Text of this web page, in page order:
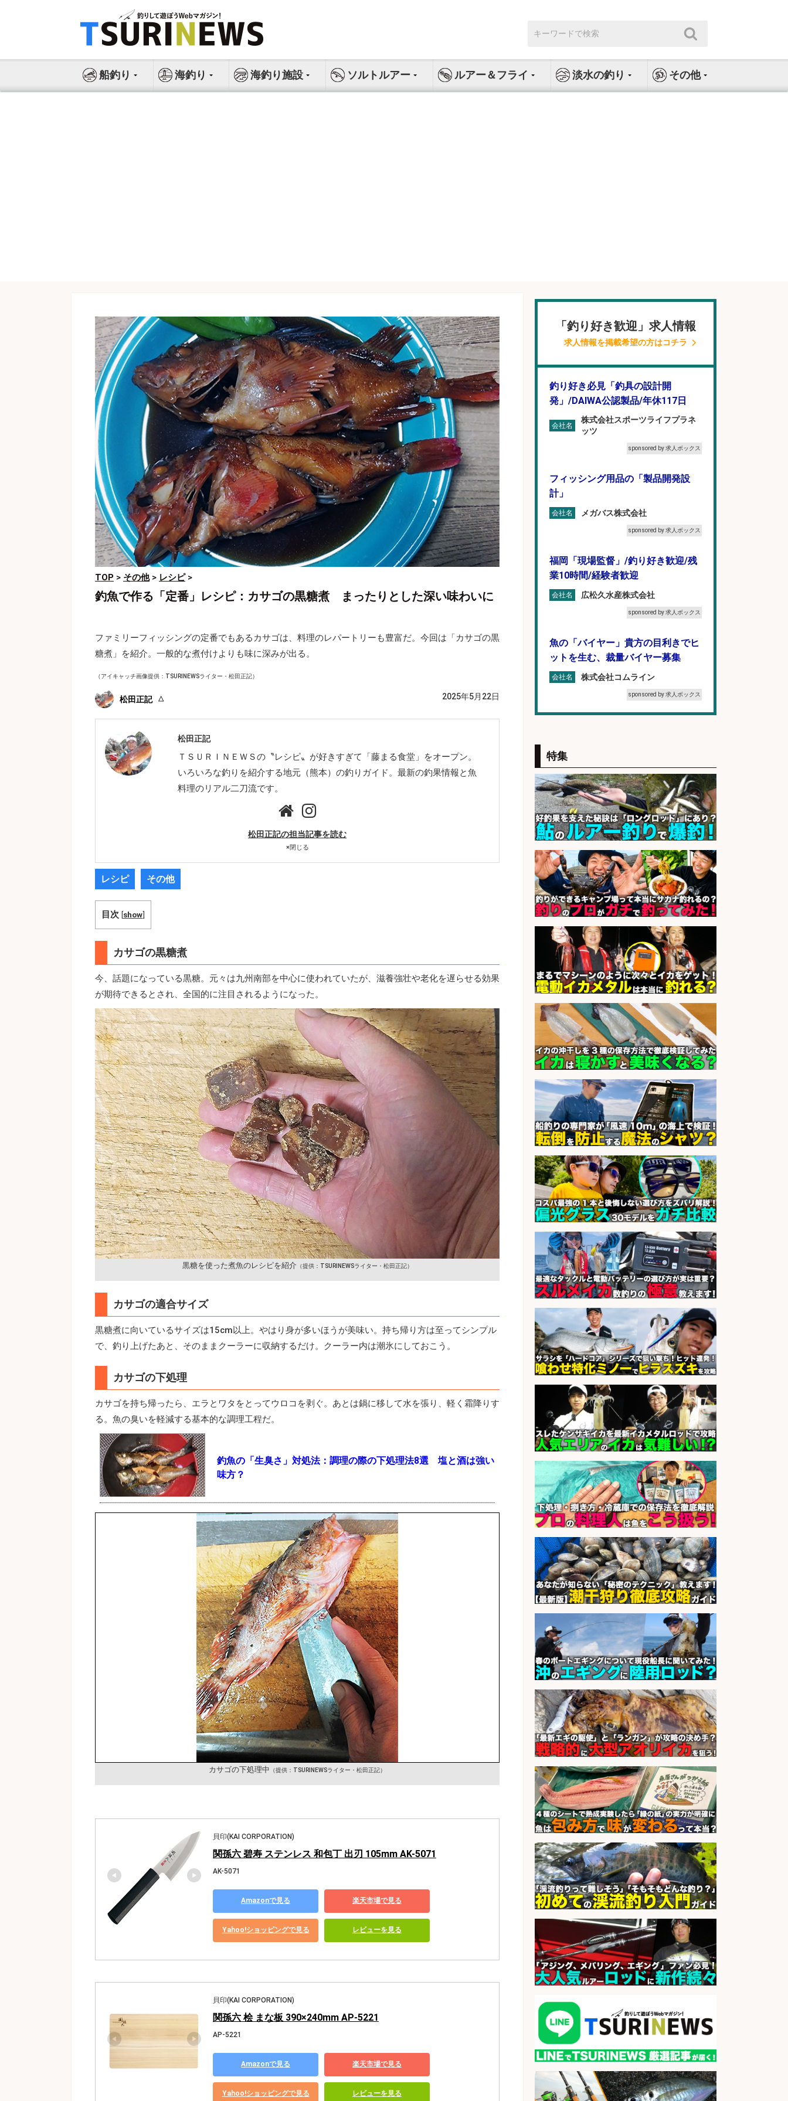
ス
索:
船釣り 海釣り 海釣り施設 ソルトルアー ルアー＆フライ 淡水の釣り その他
TOP > その他> レシピ>
釣魚で作る「定番」レシピ：カサゴの黒糖煮 まったりとした深い味わいに
ファミリーフィッシングの定番でもあるカサゴは、料理のレパートリーも豊富だ。今回は「カサゴの黒
糖煮」を紹介。一般的な煮付けよりも味に深みが出る。
（アイキャッチ画像提供：TSURINEWSライター・松田正記）
松田正記 2025年5月22日
松田正記
ＴＳＵＲＩＮＥＷＳの〝レシピ〟が好きすぎて「藤まる食堂」をオープン。
いろいろな釣りを紹介する地元（熊本）の釣りガイド。最新の釣果情報と魚
料理のリアル二刀流です。
松田正記の担当記事を読む
×閉じる
レシピ その他
目次 [show]
カサゴの黒糖煮
今、話題になっている黒糖。元々は九州南部を中心に使われていたが、滋養強壮や老化を遅らせる効果
が期待できるとされ、全国的に注目されるようになった。
黒糖を使った煮魚のレシピを紹介 （提供：TSURINEWSライター・松田正記）
カサゴの適合サイズ
黒糖煮に向いているサイズは15cm以上。やはり身が多いほうが美味い。持ち帰り方は至ってシンプル
で、釣り上げたあと、そのままクーラーに収納するだけ。クーラー内は潮氷にしておこう。
カサゴの下処理
カサゴを持ち帰ったら、エラとワタをとってウロコを剥ぐ。あとは鍋に移して水を張り、軽く霜降りす
る。魚の臭いを軽減する基本的な調理工程だ。
釣魚の「生臭さ」対処法：調理の際の下処理法8選 塩と酒は強い
味方？
カサゴの下処理中 （提供：TSURINEWSライター・松田正記）
貝印(KAI CORPORATION)
関孫六 碧寿 ステンレス 和包丁 出刃 105mm AK-5071
AK-5071
Amazonで見る 楽天市場で見る
Yahoo!ショッピングで見る レビューを見る
貝印(KAI CORPORATION)
関孫六 桧 まな板 390×240mm AP-5221
AP-5221
Amazonで見る 楽天市場で見る
Yahoo!ショッピングで見る レビューを見る
「釣り好き歓迎」求人情報
求人情報を掲載希望の方はコチラ
釣り好き必見「釣具の設計開
発」/DAIWA公認製品/年休117日
会社名
株式会社スポーツライフプラネ
ッツ
sponsored by 求人ボックス
フィッシング用品の「製品開発設
計」
会社名 メガバス株式会社
sponsored by 求人ボックス
福岡「現場監督」/釣り好き歓迎/残
業10時間/経験者歓迎
会社名 広松久水産株式会社
sponsored by 求人ボックス
魚の「バイヤー」貴方の目利きでヒ
ットを生む、裁量バイヤー募集
会社名 株式会社コムライン
sponsored by 求人ボックス
日勤務可/営業事務/軽作業
会社名 株式会社パソナ
sponsored by 求人ボックス
コンビニ/広島県/調理なし・軽作業
スタート お魚のパック詰め 品出し/
週4日から勤務OK/希望休が取得で
きる
会社名 株式会社ホットスタッフ五日市
sponsored by 求人ボックス
魚をさばける方必見「鮮魚部門スタ
ッフ」/3つの働き方が選べる
会社名 株式会社旬
sponsored by 求人ボックス
釣り具などの出荷作業～～/工場/製
造
会社名 UTグループ株式会社
sponsored by 求人ボックス
釣り具/評価・テスト・実験/釣り具
部品・工業用部品メーカー/Excel
会社名 株式会社スタッフサービス
レジカウンター/お釣りの計算不要
の簡単レジ 未経験も安心の研修あり
1日2h
sponsored by 求人ボックス
さらに求人情報を見る
特集